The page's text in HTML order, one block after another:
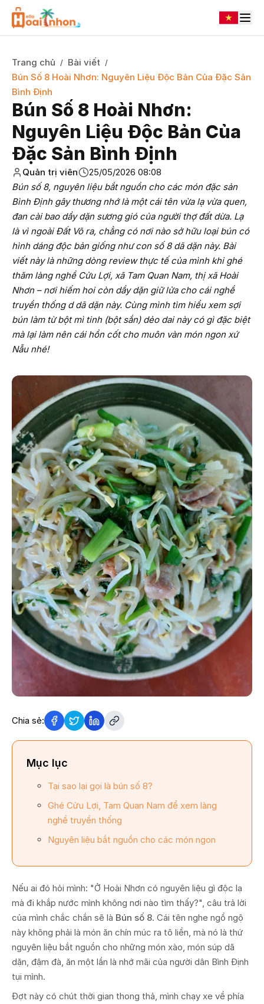
Trang chủ / Bài viết /
Bún Số 8 Hoài Nhơn: Nguyên Liệu Độc Bản Của Đặc Sản
Bình Định
Bún Số 8 Hoài Nhơn:
Nguyên Liệu Độc Bản Của
Đặc Sản Bình Định
Quản trị viên
25/05/2026 08:08
Bún số 8, nguyên liệu bắt nguồn cho các món đặc sản
Bình Định gây thương nhớ là một cái tên vừa lạ vừa quen,
đan cài bao dầy dặn sương gió của người thợ đất dừa. Lạ
là vì ngoài Đất Võ ra, chẳng có nơi nào sở hữu loại bún có
hình dáng độc bản giống như con số 8 dã dặn này. Bài
viết này là những dòng review thực tế của mình khi ghé
thăm làng nghề Cửu Lợi, xã Tam Quan Nam, thị xã Hoài
Nhơn – nơi hiếm hoi còn dầy dặn giữ lửa cho cái nghề
truyền thống d dã dặn này. Cùng mình tìm hiểu xem sợi
bún làm từ bột mì tinh (bột sắn) dẻo dai này có gì đặc biệt
mà lại làm nên cái hồn cốt cho muôn vàn món ngon xứ
Nẫu nhé!
Chia sẻ:
Mục lục
Tại sao lại gọi là bún số 8?
Ghé Cửu Lợi, Tam Quan Nam để xem làng
nghề truyền thống
Nguyên liệu bắt nguồn cho các món ngon
Nếu ai đó hỏi mình: "Ở Hoài Nhơn có nguyên liệu gì độc lạ
mà đi khắp nước mình không nơi nào tìm thấy?", câu trả lời
của mình chắc chắn sẽ là Bún số 8. Cái tên nghe ngồ ngộ
này không phải là món ăn chín múc ra tô liền, mà nó là thứ
nguyên liệu bắt nguồn cho những món xào, món súp dã
dặn, đậm đà, ăn một lần là nhớ mãi của người dân Bình Định
tụi mình.
Đợt này có chút thời gian thong thả, mình chạy xe về phía